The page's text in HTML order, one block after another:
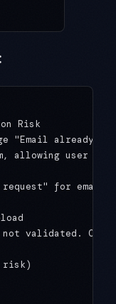
Risk
"Email already
allowing user
for email
validated.
risk)